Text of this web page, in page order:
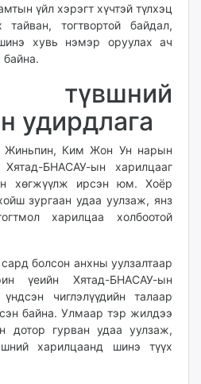
үйл хэрэгт хүчтэй түлхэц
тогтвортой байдал,
хувь нэмэр оруулах ач
байна.
удирдлага
Жиньпин, Ким Жон Ун нарын
БНАСАУ-ын харилцааг
хөгжүүлж ирсэн юм. Хоёр
зургаан удаа уулзаж, янз
харилцаа холбоотой
болсон анхны уулзалтаар
үеийн Хятад-БНАСАУ-ын
чиглэлүүдийн талаар
байна. Улмаар тэр жилдээ
дотор гурван удаа уулзаж,
харилцаанд шинэ түүх